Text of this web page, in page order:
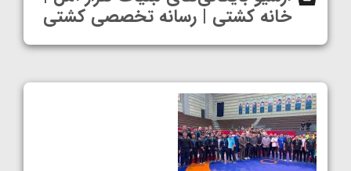
خانه کشتی | رسانه تخصصی کشتی